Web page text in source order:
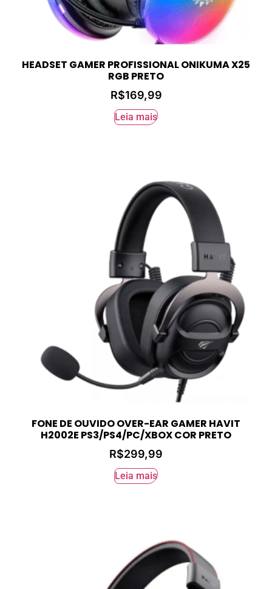
HEADSET GAMER PROFISSIONAL ONIKUMA X25
RGB PRETO
R$169,99
Leia mais
FONE DE OUVIDO OVER-EAR GAMER HAVIT
H2002E PS3/PS4/PC/XBOX COR PRETO
R$299,99
Leia mais